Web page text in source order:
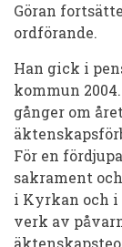
Göran
ordförande.
Han gick i
kommun
gånger om
För en
sakrament
i Kyrkan och i
verk av